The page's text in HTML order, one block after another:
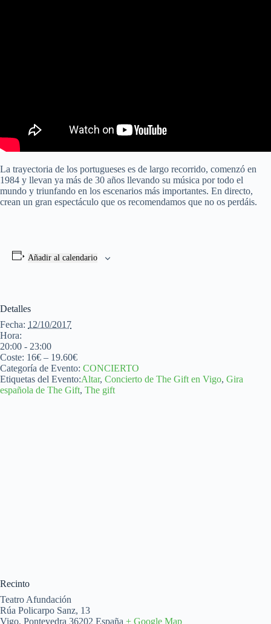
La trayectoria de los portugueses es de largo recorrido, comenzó en
1984 y llevan ya más de 30 años llevando su música por todo el
mundo y triunfando en los escenarios más importantes. En directo,
crean un gran espectáculo que os recomendamos que no os perdáis.
Añadir al calendario
Detalles
Fecha: 12/10/2017
Hora:
20:00 - 23:00
Coste: 16€ – 19.60€
Categoría de Evento: CONCIERTO
Etiquetas del Evento:Altar, Concierto de The Gift en Vigo, Gira
española de The Gift, The gift
Recinto
Teatro Afundación
Rúa Policarpo Sanz, 13
Vigo, Pontevedra 36202 España + Google Map